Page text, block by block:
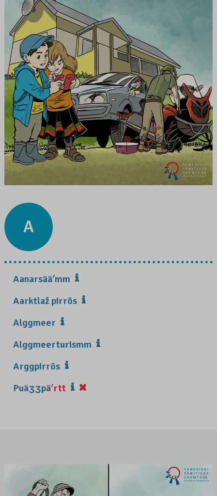
A
Aanarsääʹmm
Aarktlaž pirrõs
Alggmeer
Alggmeerturismm
Arggpirrõs
Puäʒʒpäʹrtt